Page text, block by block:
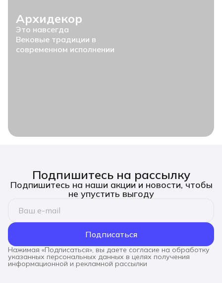
Архидекор
Это навсегда
Вековые традиции в
современном исполнении
Подпишитесь на рассылку
Подпишитесь на наши акции и новости, чтобы
не упустить выгоду
Подписаться
Нажимая «Подписаться», вы даете согласие на обработку
указанных персональных данных в целях получения
информационной и рекламной рассылки